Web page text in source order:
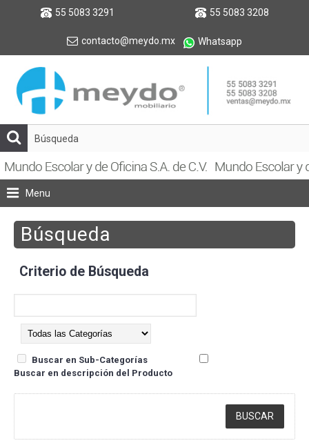
55 5083 3291 55 5083 3208
contacto@meydo.mx Whatsapp
Menu
Búsqueda
Criterio de Búsqueda
Buscar en Sub-Categorías
Buscar en descripción del Producto